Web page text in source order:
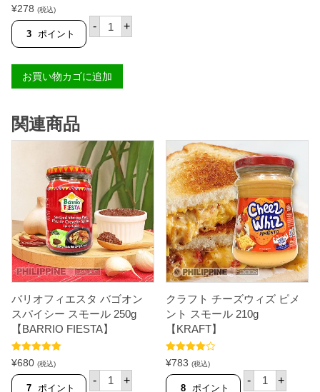
個
5段階中
4.00 の評
価
¥278 (税込)
3 ポイント
- ク
ラ
レ
ス
パ
ソ
ー
ス
ウ
ィ
ー
ト
ス
タ
イ
ル
2
5
0
g
【
R
+
お買い物カゴに追加
関連商品
バリオフィエスタ バゴオン
スパイシー スモール 250g
【BARRIO FIESTA】
5段階中5.00
の評価
¥680 (税込)
7 ポイント
- バ
リ
+
クラフト チーズウィズ ピメ
ント スモール 210g
【KRAFT】
5段階中
4.50の評価
¥783 (税込)
8 ポイント
- ク
ラ
+